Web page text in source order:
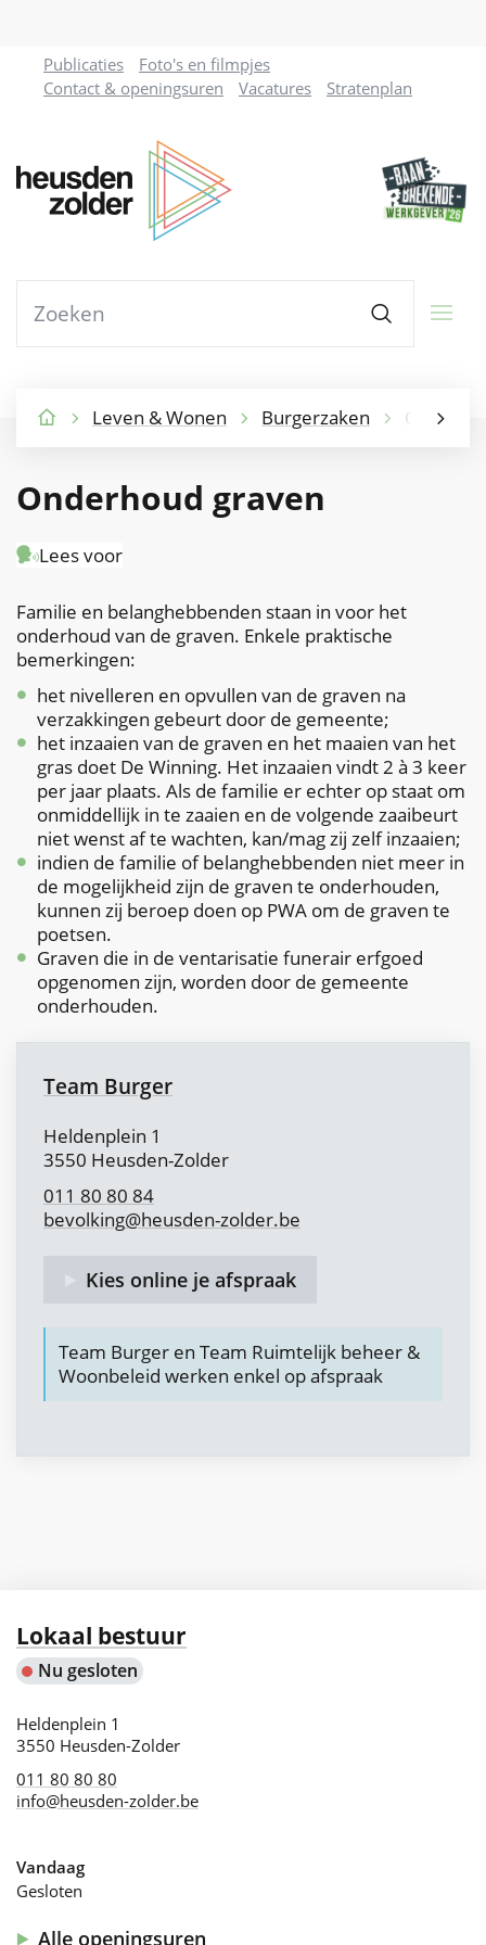
Naar
inhoud
Heusden-
Zolder
kunnen
Zoeken
Publicaties
Foto's en filmpjes
Contact & openingsuren
Vacatures Stratenplan
Leven & Wonen Burgerzaken
Onderhoud graven
Lees voor
Familie en belanghebbenden staan in voor het
onderhoud van de graven. Enkele praktische
bemerkingen:
het nivelleren en opvullen van de graven na
verzakkingen gebeurt door de gemeente;
het inzaaien van de graven en het maaien van het
gras doet De Winning. Het inzaaien vindt 2 à 3 keer
per jaar plaats. Als de familie er echter op staat om
onmiddellijk in te zaaien en de volgende zaaibeurt
niet wenst af te wachten, kan/mag zij zelf inzaaien;
indien de familie of belanghebbenden niet meer in
de mogelijkheid zijn de graven te onderhouden,
kunnen zij beroep doen op PWA om de graven te
poetsen.
Graven die in de ventarisatie funerair erfgoed
opgenomen zijn, worden door de gemeente
onderhouden.
Contact
Team Burger
Adres
Heldenplein 1
,3550 Heusden-Zolder
011 80 80 84
bevolking@heusden-zolder.be
Kies online je afspraak
Team Burger en Team Ruimtelijk beheer &
Woonbeleid werken enkel op afspraak
Contact
Lokaal bestuur
Nu gesloten
Adres
Heldenplein 1
,3550 Heusden-Zolder
011 80 80 80
info@heusden-zolder.be
Vandaag
Gesloten
Alle openingsuren